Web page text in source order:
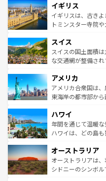
いる。シャンパンの
香り高いラベンダ
らに、パリ以外の
れる地方に足を運
きるだろ
を参照してほしい。
顔を持つこの国は、
ルリンの文化的活
してライン川沿い
は、お酒好きな人にはぜ
ドイツ情報はコン
イギリス
イギリスは、古き
トミンスター寺院
リアごとに異なる
ティー、ビール好
戦など、本場だか
ンツ一覧を参照して
スイス
スイスの国土面積
な交通網が整備さ
の建物がそのまま残
博物館もあり、アル
ことができる。国
ば市内交通費無料で観
着のスイス情報は
アメリカ
アメリカ合衆国は、
東海岸の都市部か
のような巨大都市は
ンメントが詰まっ
西部には大自然が
部のニューオーリン
文化が魅力。旅行者
しみながら、その
ハワイ
年間を通じて温暖
ハワイは、どの島
ワイ島は見逃せない
島だが、静かな自然
おすすめ。エメラ
オーストラリア
オーストラリアは、
シドニーのシンボ